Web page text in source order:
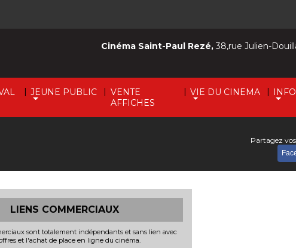
| JEUNE PUBLIC | VENTE
AFFICHES
| VIE DU CINEMA |
Cinéma Saint-Paul Rezé,38,rue Julien-
Partagez
LIENS COMMERCIAUX
sont totalement indépendants et sans lien avec
et l'achat de place en ligne du cinéma.